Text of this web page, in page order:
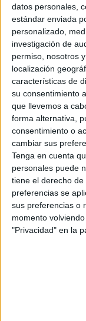
datos personales,
estándar enviada
personalizado,
investigación de
permiso, nosotros
localización
características de
su consentimiento
que llevemos a
forma alternativa,
consentimiento o
cambiar sus
Tenga en cuenta
personales puede
tiene el derecho
preferencias se
sus preferencias o
momento
"Privacidad" en la
Jonathan